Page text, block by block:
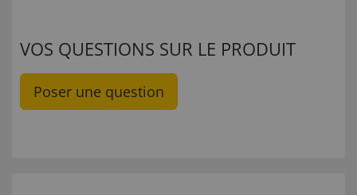
VOS QUESTIONS SUR LE PRODUIT
Poser une question